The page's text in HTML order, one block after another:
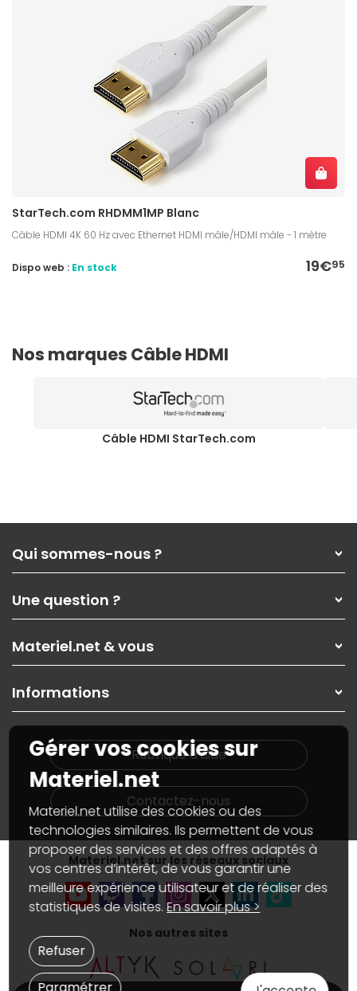
StarTech.com RHDMM1MP Blanc
Câble HDMI 4K 60 Hz avec Ethernet HDMI mâle/HDMI mâle - 1 mètre
19€95
Dispo web : En stock
Nos marques Câble HDMI
Câble HDMI StarTech.com
Qui sommes-nous ?
Nos services
Les magasins Materiel.net
Nos solutions pour les pros
Contactez-nous
Une question ?
Paiement, livraison
Garanties,Pack Zen
SAV, demander un retour
Informations
Materiel.net & vous
On rachète votre carte graphique
PC sur mesure : Votre RDV personnalisé
Notre démarche écologique
Materiel.net recrute
Notre programme d'affiliation
Partenariat & Sponsoring
Informations
Plan du site
Nos marques
Conditions générales de vente
Marketplace
Informations légales
Données personnelles etcookies
Gérer vos cookies
Accessibilité : non conforme
Rubrique d'aide
Contactez-nous
Materiel.net sur les réseaux sociaux
Nos autres sites
Gérer vos cookies sur
Materiel.net
Materiel.net utilise des cookies ou des
technologies similaires. Ils permettent de vous
proposer des services et des offres adaptés à
vos centres d’intérêt, de vous garantir une
meilleure expérience utilisateur et de réaliser des
statistiques de visites.En savoir plus >
Refuser